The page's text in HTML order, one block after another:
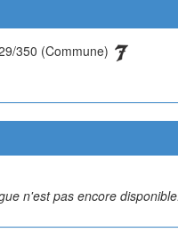
350 (Commune)
n'est pas encore disponible.